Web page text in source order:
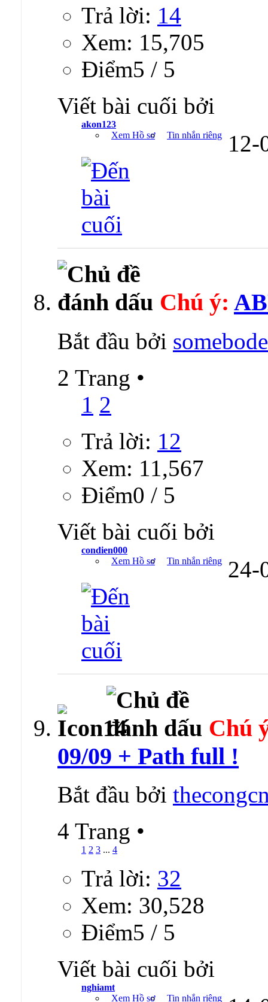
Trả lời: 14
Xem: 15,705
Ðiểm5 / 5
Viết bài cuối bởi
akon123
Xem Hồ sơ
Tin nhắn riêng 12-
Chú ý:
Bắt đầu bởi
2 Trang •
1 2
Trả lời: 12
Xem: 11,567
Ðiểm0 / 5
Viết bài cuối bởi
condien000
Xem Hồ sơ
Tin nhắn riêng 24-
Chú
09/09 + Path full !
Bắt đầu bởi
4 Trang •
1 2 3 ... 4
Trả lời: 32
Xem: 30,528
Ðiểm5 / 5
Viết bài cuối bởi
nghiamt
Xem Hồ sơ
Tin nhắn riêng